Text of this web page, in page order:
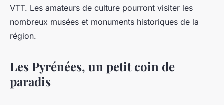
VTT. Les amateurs de culture pourront visiter les
nombreux musées et monuments historiques de la
région.
Les Pyrénées, un petit coin de
paradis